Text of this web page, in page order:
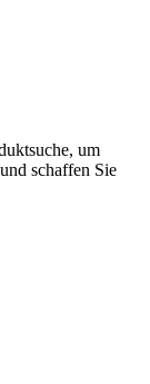
um
schaffen Sie